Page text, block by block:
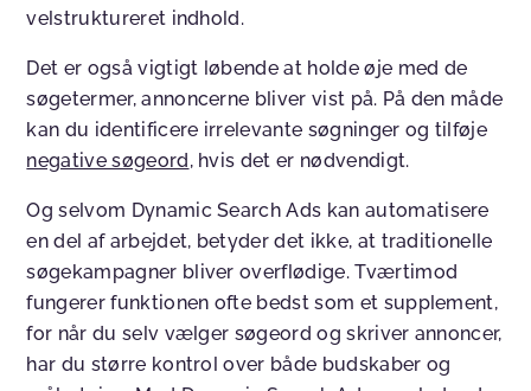
velstruktureret indhold.
Det er også vigtigt løbende at holde øje med de
søgetermer, annoncerne bliver vist på. På den måde
kan du identificere irrelevante søgninger og tilføje
negative søgeord, hvis det er nødvendigt.
Og selvom Dynamic Search Ads kan automatisere
en del af arbejdet, betyder det ikke, at traditionelle
søgekampagner bliver overflødige. Tværtimod
fungerer funktionen ofte bedst som et supplement,
for når du selv vælger søgeord og skriver annoncer,
har du større kontrol over både budskaber og